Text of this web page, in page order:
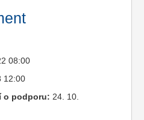
08:00
12:00
o podporu: 24. 10.